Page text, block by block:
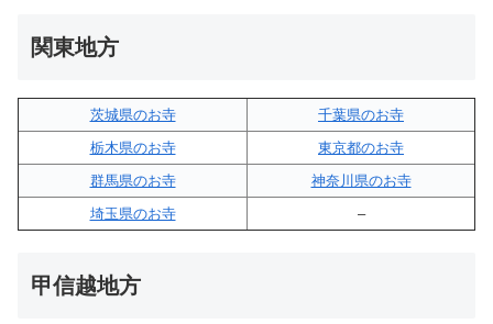
関東地方
茨城県のお寺
千葉県のお寺
栃木県のお寺
東京都のお寺
群馬県のお寺
神奈川県のお寺
埼玉県のお寺
–
甲信越地方